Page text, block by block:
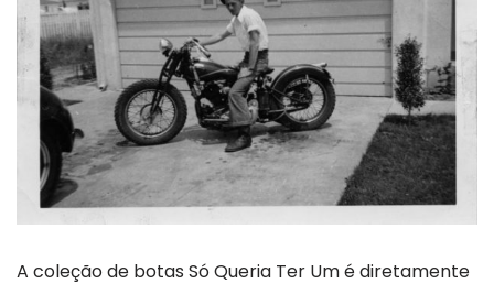
A coleção de botas Só Queria Ter Um é diretamente